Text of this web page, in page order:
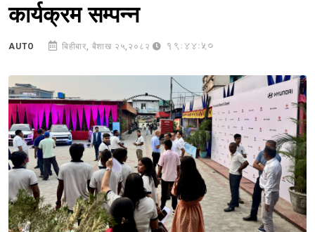
कार्यक्रम सम्पन्न
AUTO बिहीबार, बैशाख २५,२०८२ 19:44:50